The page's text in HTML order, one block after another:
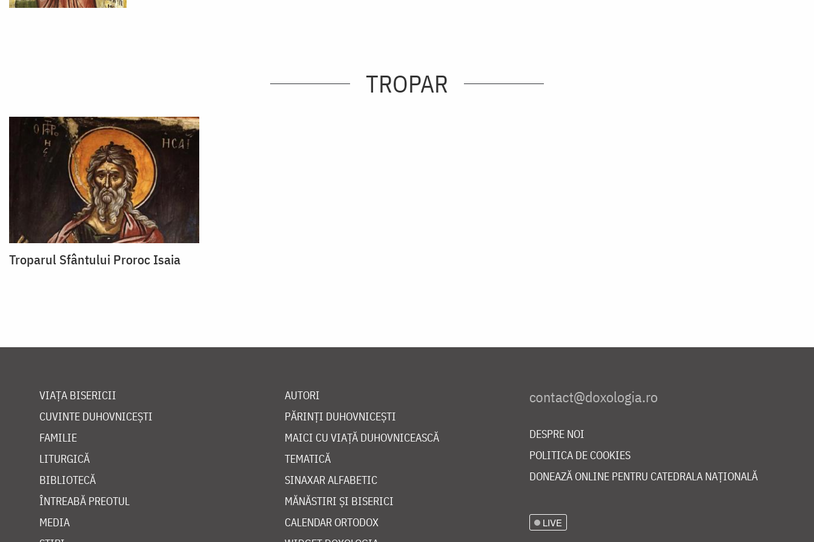
TROPAR
Troparul Sfântului Proroc Isaia
VIAȚA BISERICII
CUVINTE DUHOVNICEȘTI
FAMILIE
LITURGICĂ
BIBLIOTECĂ
ÎNTREABĂ PREOTUL
MEDIA
AUTORI
PĂRINȚI DUHOVNICEȘTI
MAICI CU VIAȚĂ DUHOVNICEASCĂ
TEMATICĂ
SINAXAR ALFABETIC
MĂNĂSTIRI ȘI BISERICI
CALENDAR ORTODOX
DESPRE NOI
POLITICA DE COOKIES
DONEAZĂ ONLINE PENTRU CATEDRALA NAȚIONALĂ
LIVE